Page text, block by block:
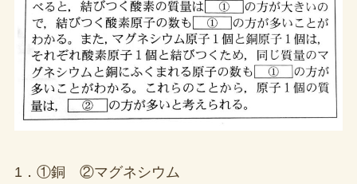
1．①銅 ②マグネシウム